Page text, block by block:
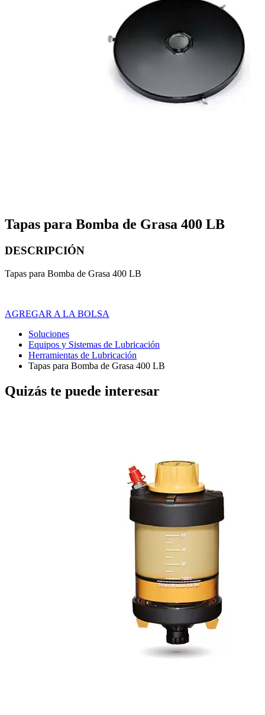
Tapas para Bomba de Grasa 400 LB
DESCRIPCIÓN
Tapas para Bomba de Grasa 400 LB
AGREGAR A LA BOLSA
Soluciones
Equipos y Sistemas de Lubricación
Herramientas de Lubricación
Tapas para Bomba de Grasa 400 LB
Quizás te puede interesar